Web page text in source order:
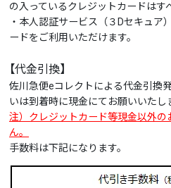
の入っているクレジットカードはす
・本人認証サービス（３Dセキュア
ードをご利用いただけます。
【代金引換】
佐川急便eコレクトによる代金引換
いは到着時に現金にてお願いいたし
注）クレジットカード等現金以外
ん。
手数料は下記になります。